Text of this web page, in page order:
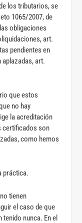
los tributarios, se
1065/2007, de
obligaciones
art.
pendientes en
art.
que estos
no hay
la acreditación
certificados son
como hemos
práctica.
tienen
el caso de que
nunca. En el